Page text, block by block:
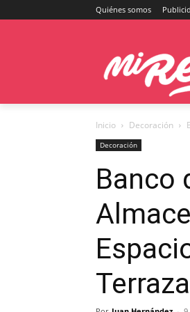
Quiénes somos
Inicio Decoración
Decoración
Banco
Terraza